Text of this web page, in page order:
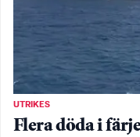
UTRIKES
Flera döda i